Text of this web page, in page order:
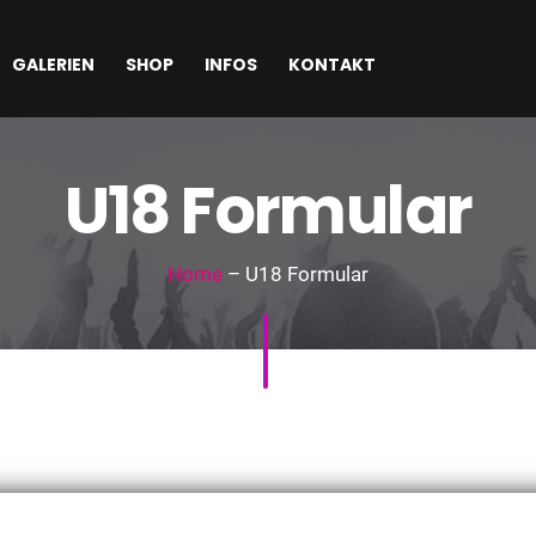
GALERIEN SHOP INFOS KONTAKT
U18 Formular
Home – U18 Formular